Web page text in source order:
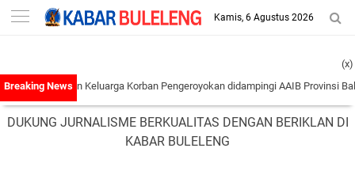
-->
Kamis, 6 Agustus 2026
Laporan Keluarga Korban Pengeroyokan didampingi AAIB Provinsi Bali Ke
(x)
DUKUNG JURNALISME BERKUALITAS DENGAN BERIKLAN DI
KABAR BULELENG